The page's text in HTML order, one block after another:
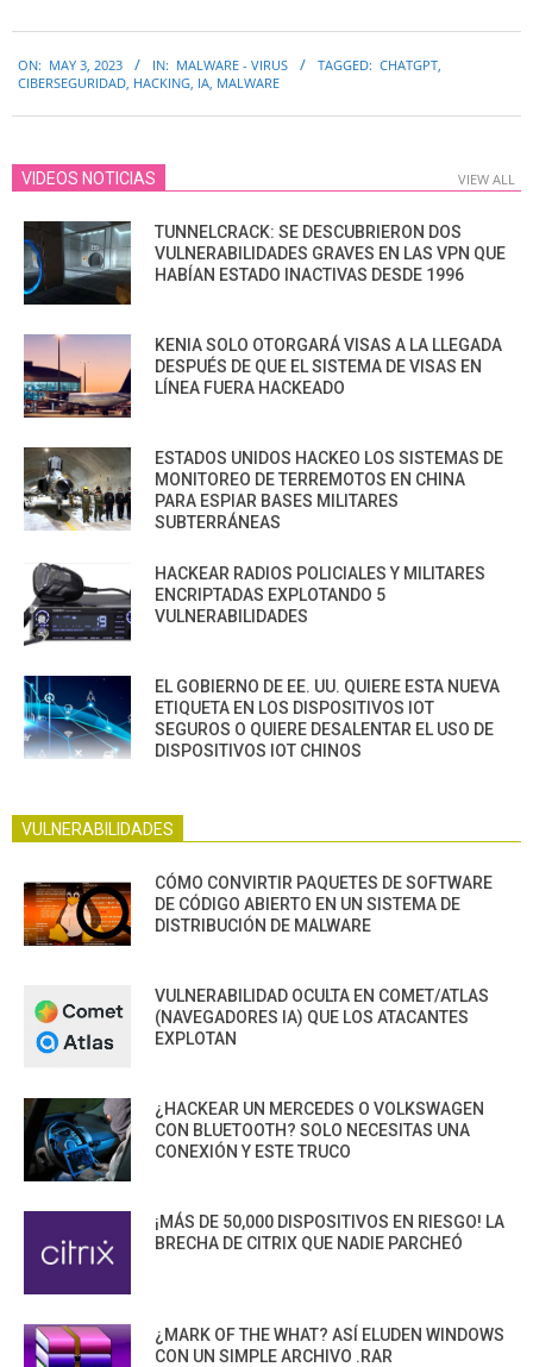
05-
ON: MAY 3, 2023 IN: MALWARE - VIRUS TAGGED: CHATGPT,
CIBERSEGURIDAD, HACKING, IA, MALWARE
VIDEOS NOTICIAS VIEW ALL
TUNNELCRACK: SE DESCUBRIERON DOS
VULNERABILIDADES GRAVES EN LAS VPN QUE
HABÍAN ESTADO INACTIVAS DESDE 1996
KENIA SOLO OTORGARÁ VISAS A LA LLEGADA
DESPUÉS DE QUE EL SISTEMA DE VISAS EN
LÍNEA FUERA HACKEADO
ESTADOS UNIDOS HACKEO LOS SISTEMAS DE
MONITOREO DE TERREMOTOS EN CHINA
PARA ESPIAR BASES MILITARES
SUBTERRÁNEAS
HACKEAR RADIOS POLICIALES Y MILITARES
ENCRIPTADAS EXPLOTANDO 5
VULNERABILIDADES
EL GOBIERNO DE EE. UU. QUIERE ESTA NUEVA
ETIQUETA EN LOS DISPOSITIVOS IOT
SEGUROS O QUIERE DESALENTAR EL USO DE
DISPOSITIVOS IOT CHINOS
VULNERABILIDADES
CÓMO CONVIRTIR PAQUETES DE SOFTWARE
DE CÓDIGO ABIERTO EN UN SISTEMA DE
DISTRIBUCIÓN DE MALWARE
VULNERABILIDAD OCULTA EN COMET/ATLAS
(NAVEGADORES IA) QUE LOS ATACANTES
EXPLOTAN
¿HACKEAR UN MERCEDES O VOLKSWAGEN
CON BLUETOOTH? SOLO NECESITAS UNA
CONEXIÓN Y ESTE TRUCO
¡MÁS DE 50,000 DISPOSITIVOS EN RIESGO! LA
BRECHA DE CITRIX QUE NADIE PARCHEÓ
¿MARK OF THE WHAT? ASÍ ELUDEN WINDOWS
CON UN SIMPLE ARCHIVO .RAR